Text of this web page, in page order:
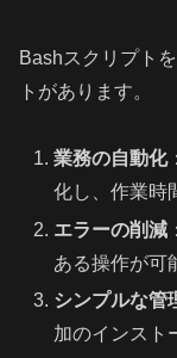
Bashスクリプト
トがあります。
業務の自動化
化し、作業時
エラーの削減
ある操作が可
シンプルな管
加のインスト